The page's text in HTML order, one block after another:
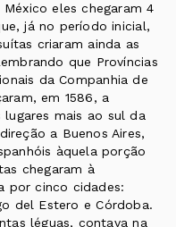
eles chegaram 4
já no período inicial,
criaram ainda as
que Províncias
da Companhia de
em 1586, a
mais ao sul da
a Buenos Aires,
àquela porção
chegaram à
por cinco cidades:
del Estero e Córdoba.
léguas, contava na